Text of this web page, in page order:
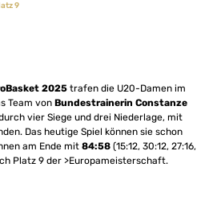
9
2025 trafen die U20-Damen im
Team von Bundestrainerin Constanze
vier Siege und drei Niederlage, mit
Das heutige Spiel können sie schon
am Ende mit 84:58 (15:12, 30:12, 27:16,
Platz 9 der >Europameisterschaft.